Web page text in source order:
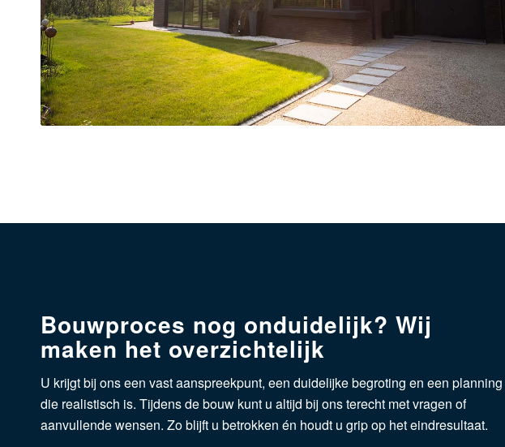
Bouwproces nog onduidelijk? Wij
maken het overzichtelijk
U krijgt bij ons een vast aanspreekpunt, een duidelijke begroting en een planning
die realistisch is. Tijdens de bouw kunt u altijd bij ons terecht met vragen of
aanvullende wensen. Zo blijft u betrokken én houdt u grip op het eindresultaat.